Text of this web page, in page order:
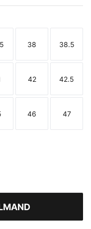
Maat
38
Maat
38.5
Maat
42
Maat
42.5
Maat
46
Maat
47